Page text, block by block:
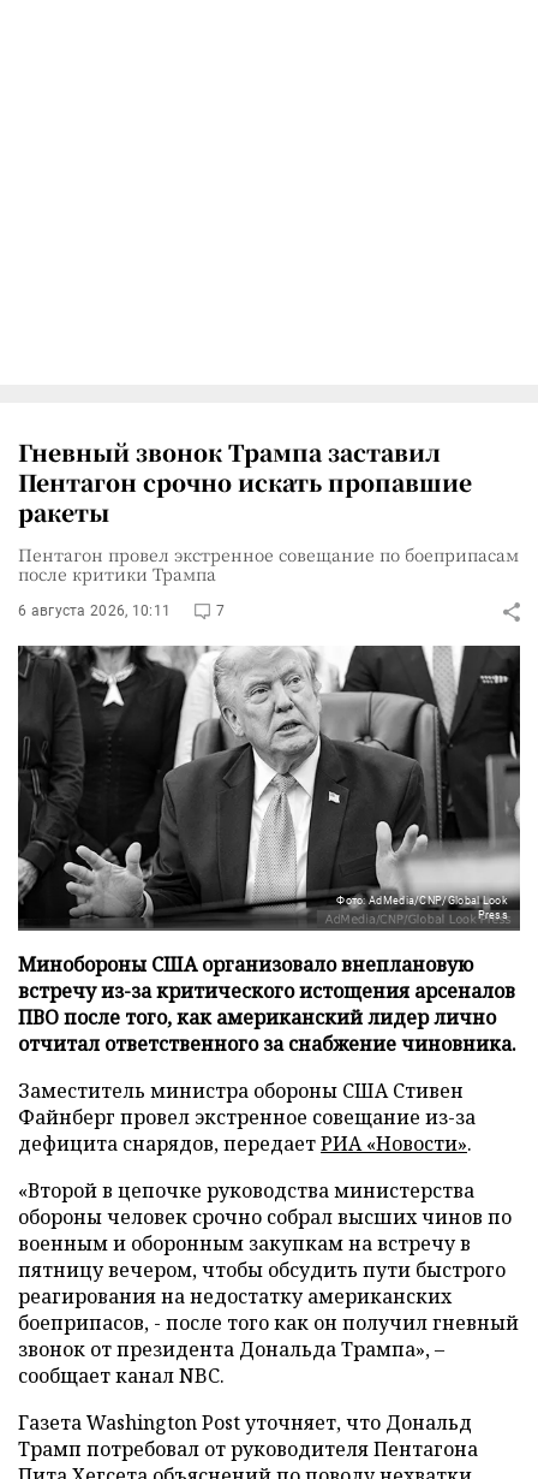
Гневный звонок Трампа заставил
Пентагон срочно искать пропавшие
ракеты
Пентагон провел экстренное совещание по боеприпасам
после критики Трампа
6 августа 2026, 10:11 7
Фото: AdMedia/CNP/Global Look
Press
Минобороны США организовало внеплановую
встречу из-за критического истощения арсеналов
ПВО после того, как американский лидер лично
отчитал ответственного за снабжение чиновника.
Заместитель министра обороны США Стивен
Файнберг провел экстренное совещание из-за
дефицита снарядов, передаетРИА «Новости».
«Второй в цепочке руководства министерства
обороны человек срочно собрал высших чинов по
военным и оборонным закупкам на встречу в
пятницу вечером, чтобы обсудить пути быстрого
реагирования на недостатку американских
боеприпасов, - после того как он получил гневный
звонок от президента Дональда Трампа», –
сообщает канал NBC.
Газета Washington Post уточняет, что Дональд
Трамп потребовал от руководителя Пентагона